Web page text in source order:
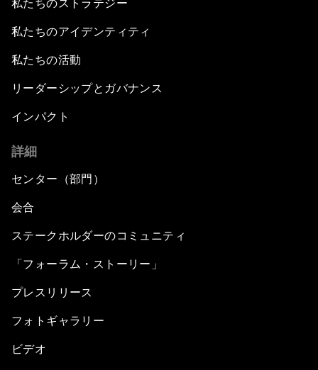
私たちのストラテジー
私たちのアイデンティティ
私たちの活動
リーダーシップとガバナンス
インパクト
詳細
センター（部門）
会合
ステークホルダーのコミュニティ
「フォーラム・ストーリー」
プレスリリース
フォトギャラリー
ビデオ